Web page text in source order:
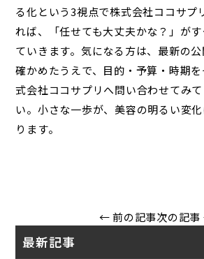
る化という3視点で株式会社ココサプ
れば、「任せても大丈夫かな？」が
ていきます。気になる方は、最新の公
確かめたうえで、目的・予算・時期
式会社ココサプリへ問い合わせてみ
い。小さな一歩が、美容の明るい変
ります。
← 前の記事次の記
最新記事